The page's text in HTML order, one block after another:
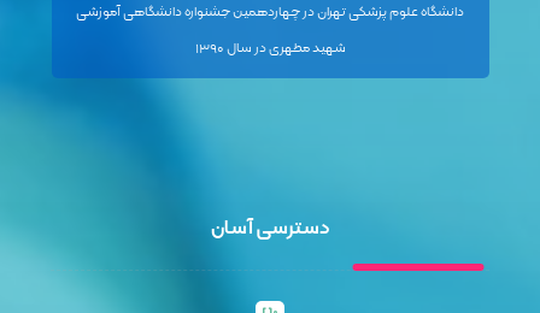
دانشگاه علوم پزشکی تهران در چهاردهمین جشنواره دانشگاهی آموزشی
شهید مطهری در سال ۱۳۹۰
دسترسی آسان